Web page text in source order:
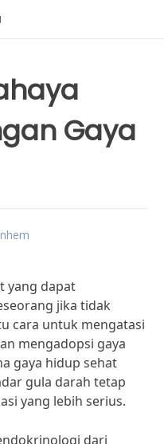
Gaya
yang dapat
jika tidak
cara untuk mengatasi
mengadopsi gaya
gaya hidup sehat
gula darah tetap
yang lebih serius.
dari